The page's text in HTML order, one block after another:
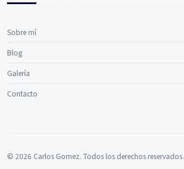
Sobre mí
Blog
Galería
Contacto
© 2026 Carlos Gomez. Todos los derechos reservados.